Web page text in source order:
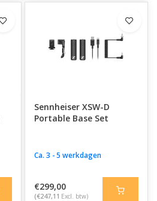
Sennheiser XSW-D
Portable Base Set
Ca. 3 - 5 werkdagen
€299,00
(€247,11 Excl. btw)